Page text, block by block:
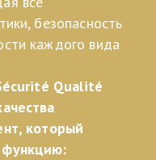
безопасность
каждого вида
Qualité
который
функцию: